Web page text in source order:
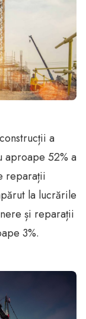
a
aproape 52% a
reparații
la lucrările
și reparații
3%.